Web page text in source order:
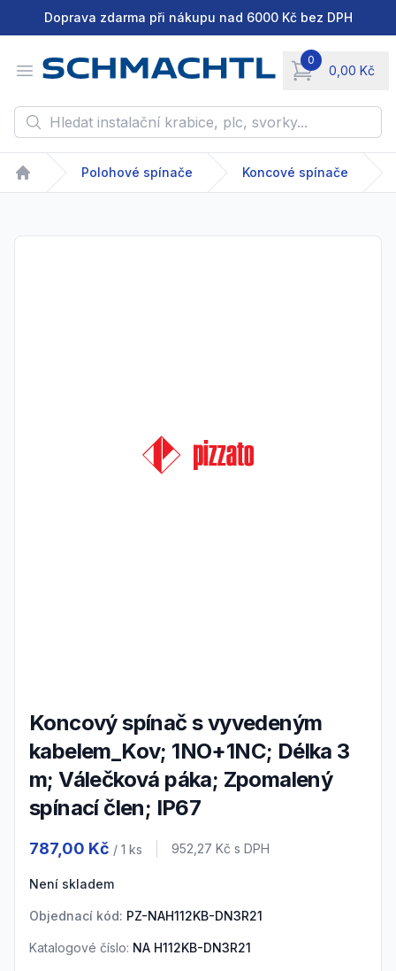
Doprava zdarma při nákupu nad 6000 Kč bez DPH
Open menu
0
0,00 Kč
items in cart,
Hledat instalační krabice, plc, svorky...
Home
Polohové spínače Koncové spínače
Koncový spínač s vyvedeným
kabelem_Kov; 1NO+1NC; Délka 3
m; Válečková páka; Zpomalený
spínací člen; IP67
787,00 Kč / 1 ks Cena s DPH
952,27 Kč s DPH
Není skladem
Objednací kód: PZ-NAH112KB-DN3R21
Katalogové číslo: NA H112KB-DN3R21